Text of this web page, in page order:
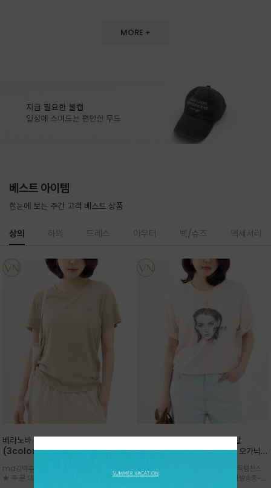
MORE +
베스트 아이템
한눈에 보는 주간 고객 베스트 상품
베라노바 심플 VN13 코튼탑
(3color)*썸머 바이오 강연/ 스판 너
더더기 없이 깔끔한 무드가 매력적인
VN13 코튼 티셔츠
md강력추천 2026 신상품 ★한정 대박 세일
★ 주.문.대.폭.주 - 전컬러 인기~순차발송중
베라노바 어반 우먼 강연 코튼탑
(2color) *한여름 내내 입는 오가닉
워크 (Line Work) & 스케치/감각적
인 아트워크 프린트가 시선을 끄는 루즈
md강력추천 2026 신상품 ★대박 득템찬스
~~ 주.문.대.폭.주 - 전컬러 인기~순차발송중~★
상의 하의 드레스 아우터 백/슈즈 액세서리